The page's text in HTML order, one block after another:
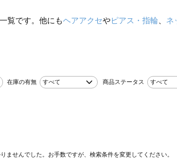
覧です。他にもヘアアクセやピアス・指輪 ネ
在庫の有無 すべて 商品ステータス すべて
ませんでした。お手数ですが、検索条件を変更してください。